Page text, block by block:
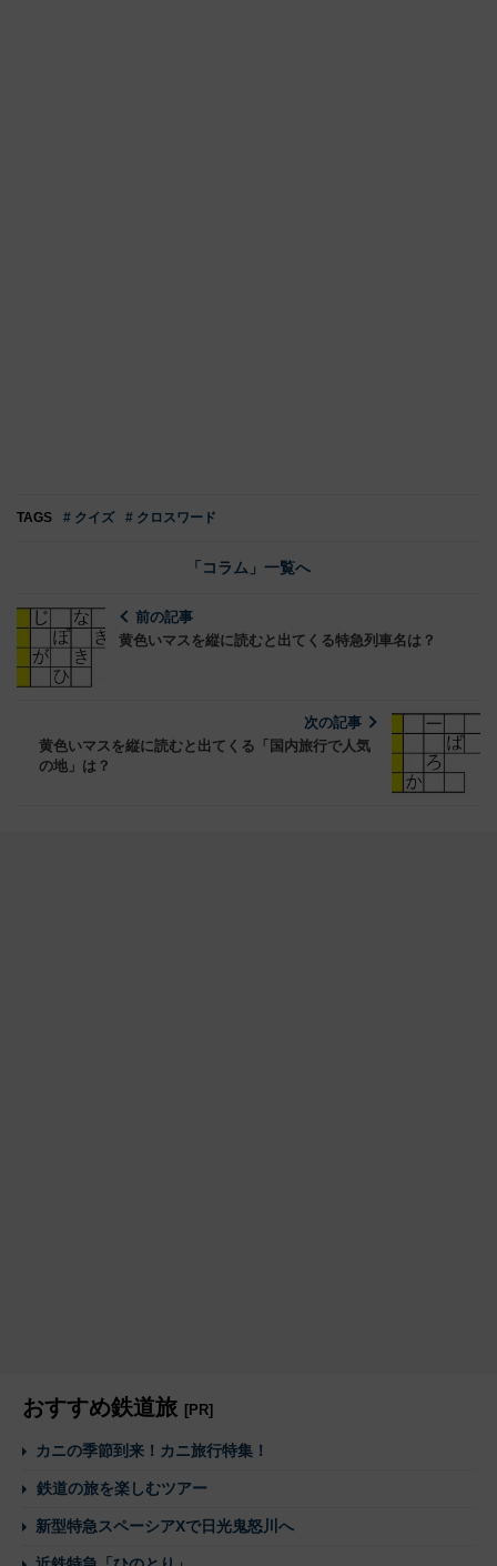
TAGS # クイズ # クロスワード
「コラム」一覧へ
前の記事
黄色いマスを縦に読むと出てくる特急列車名は？
次の記事
黄色いマスを縦に読むと出てくる「国内旅行で人気
の地」は？
おすすめ鉄道旅 [PR]
カニの季節到来！カニ旅行特集！
鉄道の旅を楽しむツアー
新型特急スペーシアXで日光鬼怒川へ